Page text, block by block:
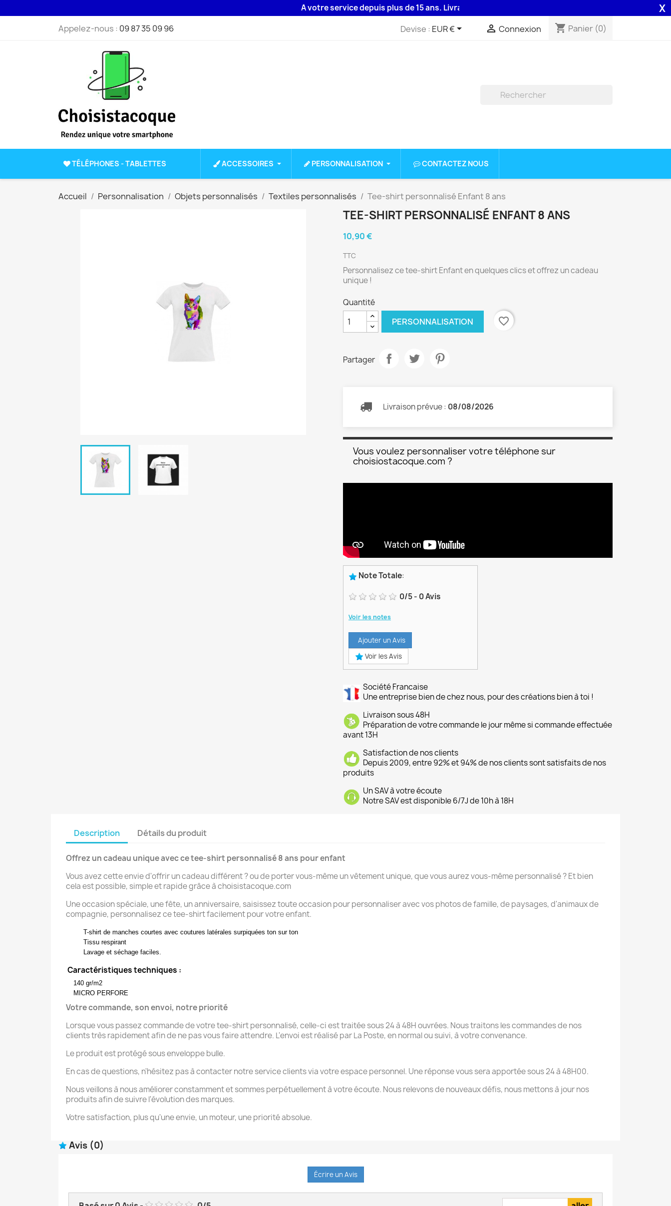
A votre service depuis plus de 15 ans. Livraison 48H assurée par la Poste . X
Appelez-nous : 09 87 35 09 96 Devise : EUR €  Connexion shopping_cart Panier (0)
TÉLÉPHONES - TABLETTES ACCESSOIRES PERSONNALISATION CONTACTEZ NOUS
Accueil Personnalisation Objets personnalisés Textiles personnalisés Tee-shirt personnalisé Enfant 8 ans
TEE-SHIRT PERSONNALISÉ ENFANT 8 ANS
10,90 €
TTC
Personnalisez ce tee-shirt Enfant en quelques clics et offrez un cadeau
unique !
Quantité
PERSONNALISATION favorite_border
Partager
Livraison prévue : 08/08/2026
Vous voulez personnaliser votre téléphone sur
choisiostacoque.com ?
Note Totale:
0/5- 0Avis
Voir les notes
Ajouter un Avis
Voir les Avis
Société Francaise
Une entreprise bien de chez nous, pour des créations bien à toi !
Livraison sous 48H
Préparation de votre commande le jour même si commande effectuée
avant 13H
Satisfaction de nos clients
Depuis 2009, entre 92% et 94% de nos clients sont satisfaits de nos
produits
Un SAV à votre écoute
Notre SAV est disponible 6/7J de 10h à 18H
Description Détails du produit
Offrez un cadeau unique avec ce tee-shirt personnalisé 8 ans pour enfant
Vous avez cette envie d'offrir un cadeau différent ? ou de porter vous-même un vêtement unique, que vous aurez vous-même personnalisé ? Et bien
cela est possible, simple et rapide grâce à choisistacoque.com
Une occasion spéciale, une fête, un anniversaire, saisissez toute occasion pour personnaliser avec vos photos de famille, de paysages, d'animaux de
compagnie, personnalisez ce tee-shirt facilement pour votre enfant.
T-shirt de manches courtes avec coutures latérales surpiquées ton sur ton
Tissu respirant
Lavage et séchage faciles.
Caractéristiques techniques :
140 gr/m2
MICRO PERFORE
Votre commande, son envoi, notre priorité
Lorsque vous passez commande de votre tee-shirt personnalisé, celle-ci est traitée sous 24 à 48H ouvrées. Nous traitons les commandes de nos
clients très rapidement afin de ne pas vous faire attendre. L'envoi est réalisé par La Poste, en normal ou suivi, à votre convenance.
Le produit est protégé sous enveloppe bulle.
En cas de questions, n'hésitez pas à contacter notre service clients via votre espace personnel. Une réponse vous sera apportée sous 24 à 48H00.
Nous veillons à nous améliorer constamment et sommes perpétuellement à votre écoute. Nous relevons de nouveaux défis, nous mettons à jour nos
produits afin de suivre l'évolution des marques.
Votre satisfaction, plus qu'une envie, un moteur, une priorité absolue.
Avis (0)
Écrire un Avis